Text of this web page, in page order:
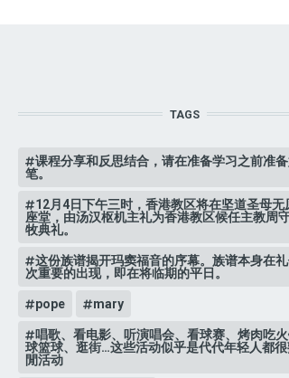
TAGS
课程分享和反思结合，请在准备学习之前准
笔。
12月4日下午三时，香港教区将在坚道圣母无
座堂，由汤汉枢机主礼为香港教区候任主教周
牧典礼。
这份族谱揭开玛窦福音的序幕。族谱本身在
次重要的出现，即在将临期的平日。
pope mary
唱歌、看电影、听演唱会、看球赛、烤肉吃
球篮球、逛街…这些活动似乎是代代年轻人都
閒活动